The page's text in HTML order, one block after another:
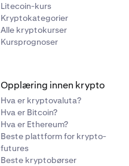
Litecoin-kurs
Kryptokategorier
Alle kryptokurser
Kursprognoser
Opplæring innen krypto
Hva er kryptovaluta?
Hva er Bitcoin?
Hva er Ethereum?
Beste plattform for krypto-
futures
Beste kryptobørser